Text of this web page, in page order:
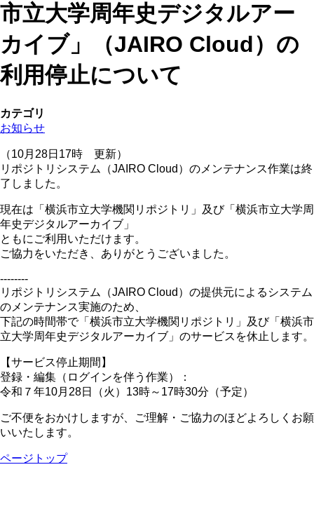
市立大学周年史デジタルアー
カイブ」（JAIRO Cloud）の
利用停止について
カテゴリ
お知らせ
（10月28日17時 更新）
リポジトリシステム（JAIRO Cloud）のメンテナンス作業は終
了しました。
現在は「横浜市立大学機関リポジトリ」及び「横浜市立大学周
年史デジタルアーカイブ」
ともにご利用いただけます。
ご協力をいただき、ありがとうございました。
--------
リポジトリシステム（JAIRO Cloud）の提供元によるシステム
のメンテナンス実施のため、
下記の時間帯で「横浜市立大学機関リポジトリ」及び「横浜市
立大学周年史デジタルアーカイブ」のサービスを休止します。
【サービス停止期間】
登録・編集（ログインを伴う作業）：
令和７年10月28日（火）13時～17時30分（予定）
ご不便をおかけしますが、ご理解・ご協力のほどよろしくお願
いいたします。
ページトップ